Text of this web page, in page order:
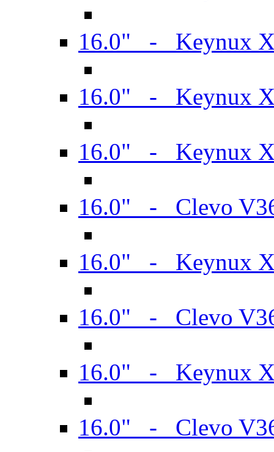
16.0" - Keynux
16.0" - Keynux
16.0" - Keynux
16.0" - Clevo
16.0" - Keynux
16.0" - Clevo
16.0" - Keynux
16.0" - Clevo